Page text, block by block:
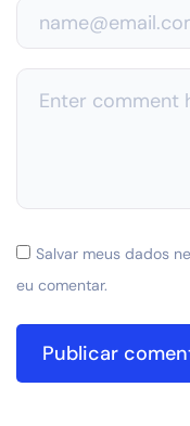
Salvar meus dados
eu comentar.